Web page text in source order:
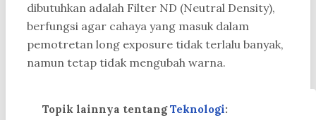
dibutuhkan adalah Filter ND (Neutral Density),
berfungsi agar cahaya yang masuk dalam
pemotretan long exposure tidak terlalu banyak,
namun tetap tidak mengubah warna.
Topik lainnya tentangTeknologi: